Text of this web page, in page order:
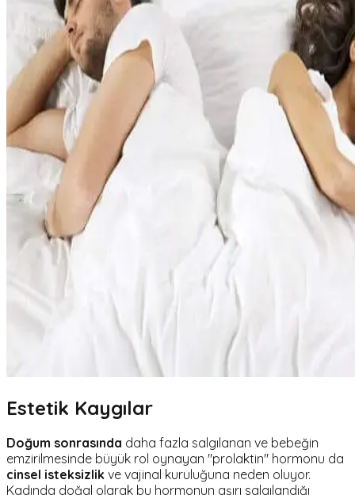
Estetik Kaygılar
Doğum sonrasında daha fazla salgılanan ve bebeğin
emzirilmesinde büyük rol oynayan "prolaktin" hormonu da
cinsel isteksizlik ve vajinal kuruluğuna neden oluyor.
Kadında doğal olarak bu hormonun aşırı salgılandığı